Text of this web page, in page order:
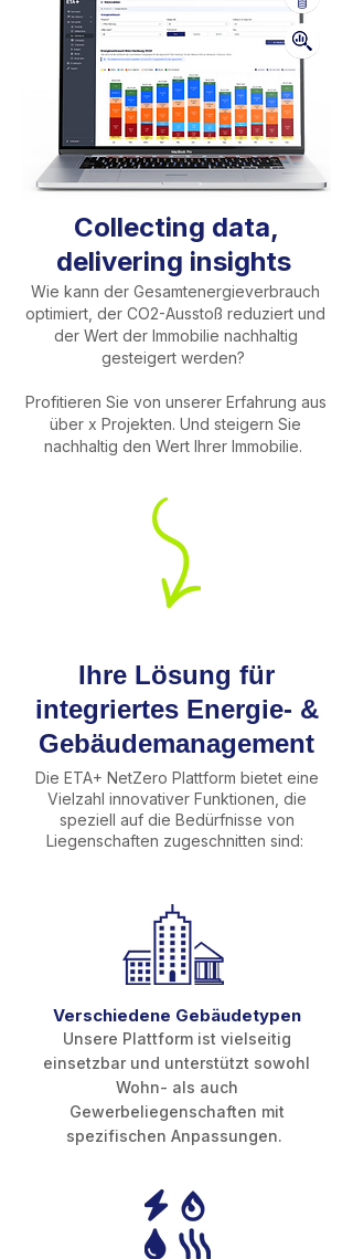
Collecting data,
delivering insights
Wie kann der Gesamtenergieverbrauch
optimiert, der CO2-Ausstoß reduziert und
der Wert der Immobilie nachhaltig
gesteigert werden?
Profitieren Sie von unserer Erfahrung aus
über x Projekten. Und steigern Sie
nachhaltig den Wert Ihrer Immobilie.
Ihre Lösung für
integriertes Energie- &
Gebäudemanagement
Die ETA+ NetZero Plattform bietet eine
Vielzahl innovativer Funktionen, die
speziell auf die Bedürfnisse von
Liegenschaften zugeschnitten sind:
Verschiedene Gebäudetypen
Unsere Plattform ist vielseitig
einsetzbar und unterstützt sowohl
Wohn- als auch
Gewerbeliegenschaften mit
spezifischen Anpassungen.